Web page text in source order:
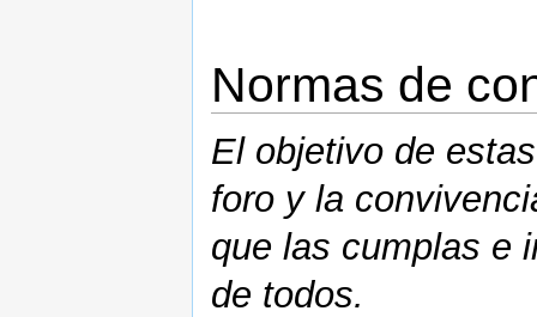
Normas de
El objetivo de
foro y la
que las cumplas e
de todos.